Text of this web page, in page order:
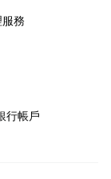
務
行帳戶